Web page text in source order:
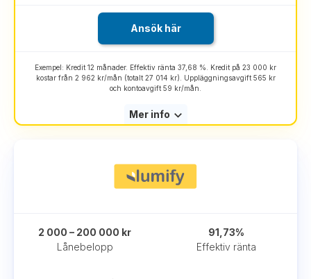
Ansök här
Exempel: Kredit 12 månader. Effektiv ränta 37,68 %. Kredit på 23 000 kr
kostar från 2 962 kr/mån (totalt 27 014 kr). Uppläggningsavgift 565 kr
och kontoavgift 59 kr/mån.
Mer info
Lånebelopp
2 000 – 200 000 kr
Effektiv ränta
91,73%